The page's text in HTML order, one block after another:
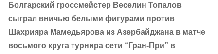
Болгарский гроссмейстер Веселин Топалов
сыграл вничью белыми фигурами против
Шахрияра Мамедьярова из Азербайджана в матче
восьмого круга турнира сети “Гран-При” в